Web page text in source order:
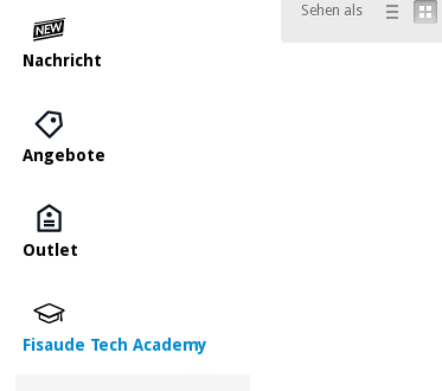
Nachricht
Angebote
Outlet
Fisaude Tech Academy
Sehen als